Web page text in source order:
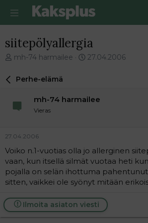
siitepölyallergia
V
e
i
t
u
n
a
l
i
t
t
mh-74 harmailee
E
m
m
n
v
i
e
s
t
i
27.04.2006
Perhe-elämä
mh-74 harmailee
Vieras
27.04.2006
Voiko n.1-vuotias olla jo allerginen
vaan, kun itsellä silmät vuotaa heti
pojalla on selän ihottuma
sitten, vaikkei ole syönyt mitään
Ilmoita asiaton viesti